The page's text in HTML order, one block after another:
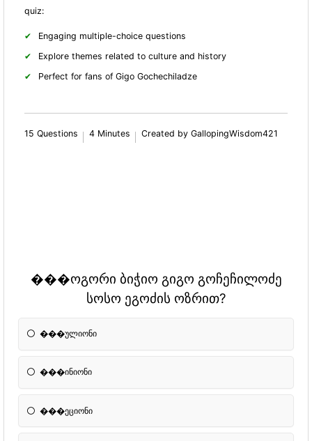
quiz:
Engaging multiple-choice questions
Explore themes related to culture and history
Perfect for fans of Gigo Gochechiladze
15 Questions 4 Minutes Created by GallopingWisdom421
���ოგორი ბიჭიო გიგო გოჩეჩილოძე
სოსო ეგოძის ოზრით?
���ულიონი
���ინიონი
���ეციონი